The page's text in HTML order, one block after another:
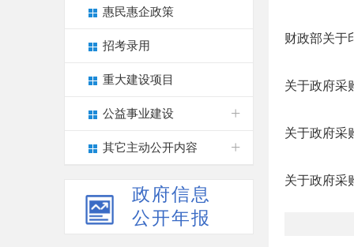
惠民惠企政策
招考录用
重大建设项目
公益事业建设
其它主动公开内容
政府信息
公开年报
财政部关于
关于政府采
关于政府采
关于政府采